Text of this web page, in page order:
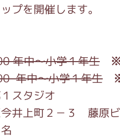
プを開催します。
年中〜小学１年生
年中〜小学１年生
スタジオ
井上町２－３ 藤原
・コンサート
ンテンツ(クイズ・